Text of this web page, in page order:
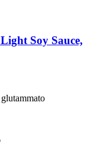
Soy Sauce,